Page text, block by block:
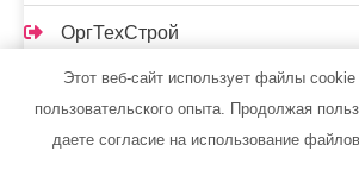
ОргТехСтрой
Официальный дилер KIA —
Периметр ЕХ, монтажная
Этот веб-сайт использует файлы
пользовательского опыта. Продолжая
даете согласие на использование